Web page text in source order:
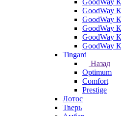
GoodWay
GoodWay
GoodWay
GoodWay
GoodWay
GoodWay
Tingard
Назад
Optimum
Comfort
Prestige
Лотос
Тверь